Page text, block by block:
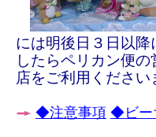
には明後日３日以
したらペリカン便
店をご利用くださ
◆注意事項 ◆ビー